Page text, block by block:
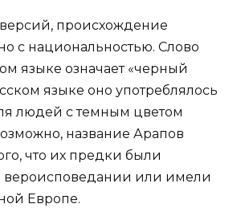
происхождение
с национальностью. Слово
языке означает «черный
языке оно употреблялось
людей с темным цветом
название Арапов
что их предки были
вероисповедании или имели
Европе.